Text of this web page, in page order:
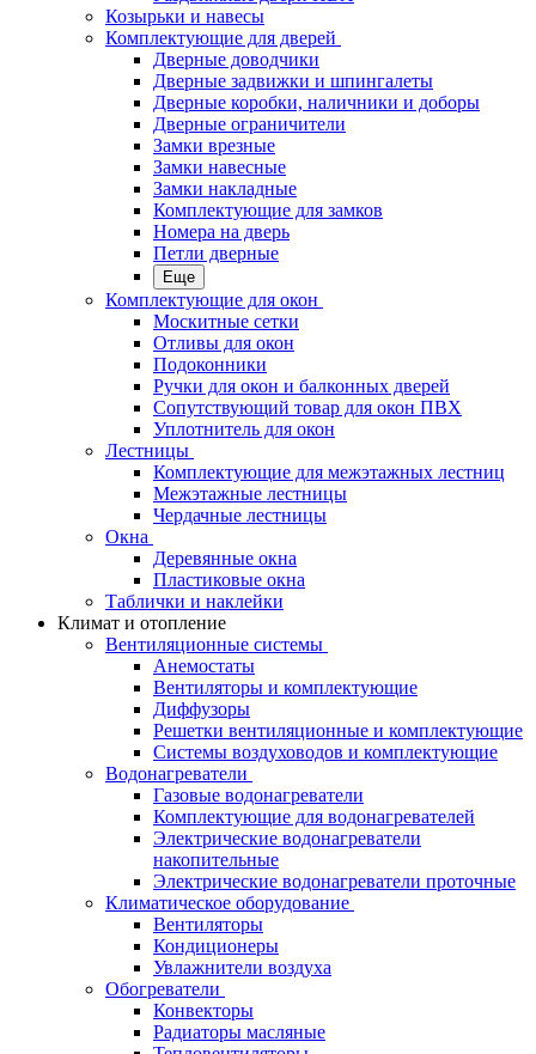
Козырьки и навесы
Комплектующие для дверей
Дверные доводчики
Дверные задвижки и шпингалеты
Дверные коробки, наличники и доборы
Дверные ограничители
Замки врезные
Замки навесные
Замки накладные
Комплектующие для замков
Номера на дверь
Петли дверные
Еще
Комплектующие для окон
Москитные сетки
Отливы для окон
Подоконники
Ручки для окон и балконных дверей
Сопутствующий товар для окон ПВХ
Уплотнитель для окон
Лестницы
Комплектующие для межэтажных лестниц
Межэтажные лестницы
Чердачные лестницы
Окна
Деревянные окна
Пластиковые окна
Таблички и наклейки
Климат и отопление
Вентиляционные системы
Анемостаты
Вентиляторы и комплектующие
Диффузоры
Решетки вентиляционные и комплектующие
Системы воздуховодов и комплектующие
Водонагреватели
Газовые водонагреватели
Комплектующие для водонагревателей
Электрические водонагреватели
накопительные
Электрические водонагреватели проточные
Климатическое оборудование
Вентиляторы
Кондиционеры
Увлажнители воздуха
Обогреватели
Конвекторы
Радиаторы масляные